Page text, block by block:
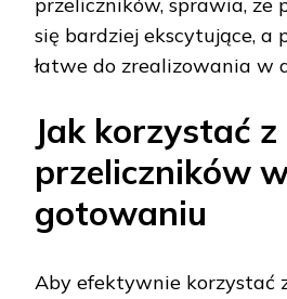
się bardziej ekscytujące, a
łatwe do zrealizowania w
Jak korzystać z
przeliczników
gotowaniu
Aby efektywnie korzystać